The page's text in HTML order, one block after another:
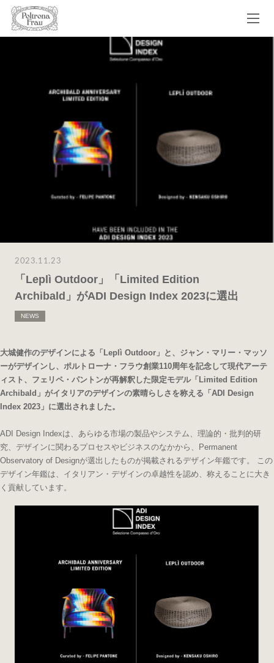
2023.11.23
「Leplì Outdoor」「Limited Edition
Archibald」がADI Design Index 2023に選出
NEWS
大城健作のデザインによる「Leplì Outdoor」と、ジャン・マリー・マッソ
ーがデザインし、ポルトローナ・フラウ創業110周年を記念して現代アーテ
ィスト、フェリペ・パントンが再解釈した限定モデル「Limited Edition
Archibald」がイタリアのデザインの素晴らしさを称える「ADI Design
Index 2023」に選出されました。
ADI Design Indexは、あらゆる市場の製品やシステム、理論的・批判的研
究、デザインに関わるプロセスやビジネスのなかから、Permanent
Observatory of Designが選出したものが掲載されるデザイン年鑑です。 この
デザイン年鑑は、イタリアン・デザインの卓越性を認め、称えることに大き
く貢献しています。